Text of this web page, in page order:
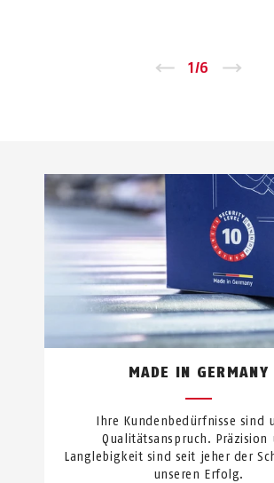
1/6
MADE IN GERMANY
Ihre Kundenbedürfnisse sind
Qualitätsanspruch. Präzision
Langlebigkeit sind seit jeher der
unseren Erfolg.